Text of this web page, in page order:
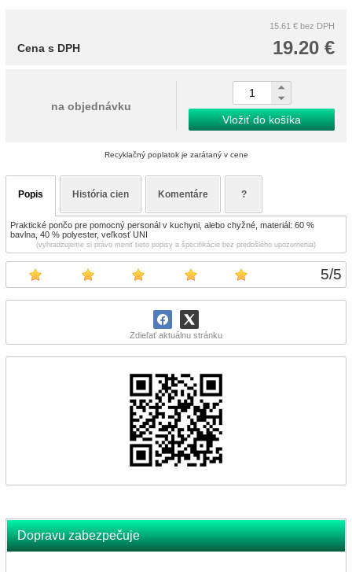
5/5
Zdieľať aktuálnu stránku
Dopravu zabezpečuje
15.61 € bez DPH
19.20 €
Cena s DPH
na objednávku
Vložiť do košíka
Recyklačný poplatok je zarátaný v cene
Popis História cien Komentáre ?
Praktické pončo pre pomocný personál v kuchyni, alebo chyžné, materiál: 60 %
bavlna, 40 % polyester, veľkosť UNI
(vyhradzujeme si právo meniť tieto popisy a špecifikácie bez predošlého upozornenia)